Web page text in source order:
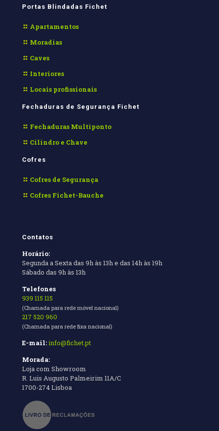
Portas Blindadas Fichet
Apartamentos
Moradias
Caves
Interiores
Locais profissionais
Fechaduras de Segurança Fichet
Fechaduras Multiponto
Cilindro e Chave
Cofres
Cofres de Segurança
Cofres Fichet-Bauche
Contatos
Horário:
Segunda a Sexta das 9h às 13h e das 14h às 19h
Sábado das 9h às 13h
Telefones
939 115 115
(Chamada para rede móvel nacional)
217 520 960
(Chamada para rede fixa nacional)
E-mail:info@fichet.pt
Morada:
Loja com Showroom
R. Luis Augusto Palmeirim 11A/C
1700-274 Lisboa